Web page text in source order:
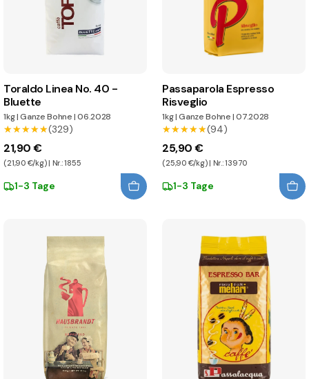
Toraldo Linea No. 40 -
Bluette
1kg|Ganze Bohne|06.2028
★★★★★
★★★★★(329)
21,90 €
(21,90 €/kg) | Nr.: 1855
1-3 Tage
Passaparola Espresso
Risveglio
1kg|Ganze Bohne|07.2028
★★★★★
★★★★★(94)
25,90 €
(25,90 €/kg) | Nr.: 13970
1-3 Tage